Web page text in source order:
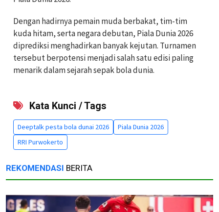
Dengan hadirnya pemain muda berbakat, tim-tim
kuda hitam, serta negara debutan, Piala Dunia 2026
diprediksi menghadirkan banyak kejutan. Turnamen
tersebut berpotensi menjadi salah satu edisi paling
menarik dalam sejarah sepak bola dunia.
Kata Kunci / Tags
Deeptalk pesta bola dunai 2026
Piala Dunia 2026
RRI Purwokerto
REKOMENDASI BERITA